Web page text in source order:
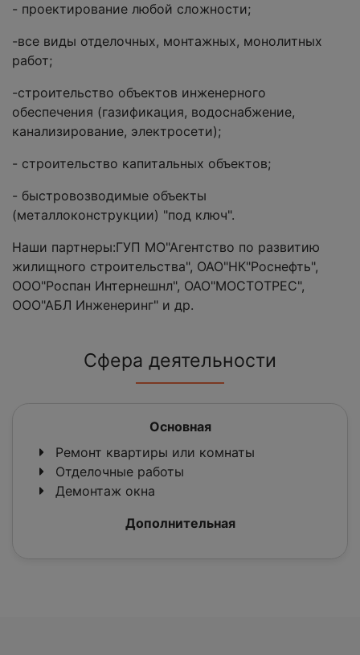
- проектирование любой сложности;
-все виды отделочных, монтажных, монолитных
работ;
-строительство объектов инженерного
обеспечения (газификация, водоснабжение,
канализирование, электросети);
- строительство капитальных объектов;
- быстровозводимые объекты
(металлоконструкции) "под ключ".
Наши партнеры:ГУП МО"Агентство по развитию
жилищного строительства", ОАО"НК"Роснефть",
ООО"Роспан Интернешнл", ОАО"МОСТОТРЕС",
ООО"АБЛ Инженеринг" и др.
Сфера деятельности
Основная
Ремонт квартиры или комнаты
Отделочные работы
Демонтаж окна
Дополнительная